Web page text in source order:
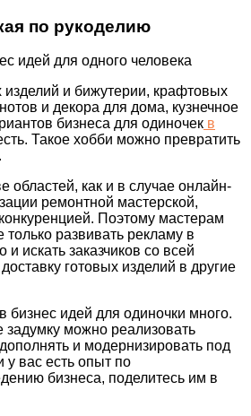
по рукоделию
и бижутерии, крафтовых
и декора для дома, кузнечное
бизнеса для одиночек в
Такое хобби можно превратить
областей, как и в случае онлайн-
ремонтной мастерской,
Поэтому мастерам
только развивать рекламу в
и искать заказчиков со всей
готовых изделий в другие
бизнес идей для одиночки много.
задумку можно реализовать
и модернизировать под
у вас есть опыт по
бизнеса, поделитесь им в